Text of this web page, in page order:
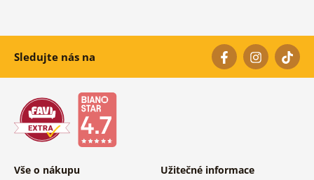
Sledujte nás na
Vše o nákupu Užitečné informace